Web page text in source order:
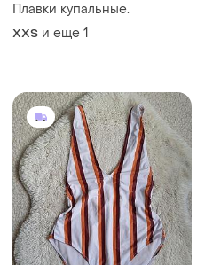
Плавки купальные.
XХS и еще 1